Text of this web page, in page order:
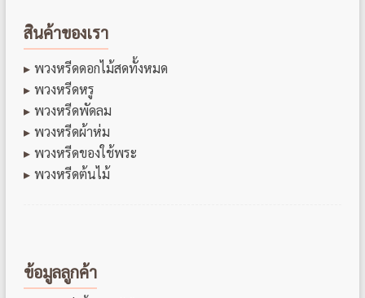
สินค้าของเรา
พวงหรีดดอกไม้สดทั้งหมด
พวงหรีดหรู
พวงหรีดพัดลม
พวงหรีดผ้าห่ม
พวงหรีดของใช้พระ
พวงหรีดต้นไม้
ข้อมูลลูกค้า